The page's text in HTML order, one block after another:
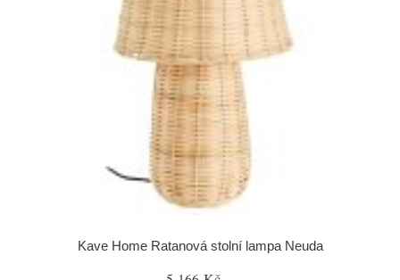
Kave Home Ratanová stolní lampa Neuda